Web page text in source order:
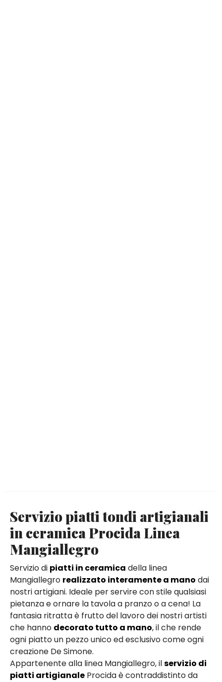
Servizio piatti tondi artigianali
in ceramica Procida Linea
Mangiallegro
Servizio di piatti in ceramica della linea
Mangiallegro realizzato interamente a mano dai
nostri artigiani. Ideale per servire con stile qualsiasi
pietanza e ornare la tavola a pranzo o a cena! La
fantasia ritratta è frutto del lavoro dei nostri artisti
che hanno decorato tutto a mano, il che rende
ogni piatto un pezzo unico ed esclusivo come ogni
creazione De Simone.
Appartenente alla linea Mangiallegro, ilservizio di
piatti artigianale Procida è contraddistinto da